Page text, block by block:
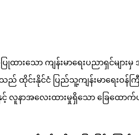
ော ကျန်းမာရေးပညာရှင်များမှ
ထိုင်းနိုင်ငံ ပြည်သူ့ကျန်းမာရေးဝန်
လူနာအလေးထားမှုရှိသော ခြေထောက်